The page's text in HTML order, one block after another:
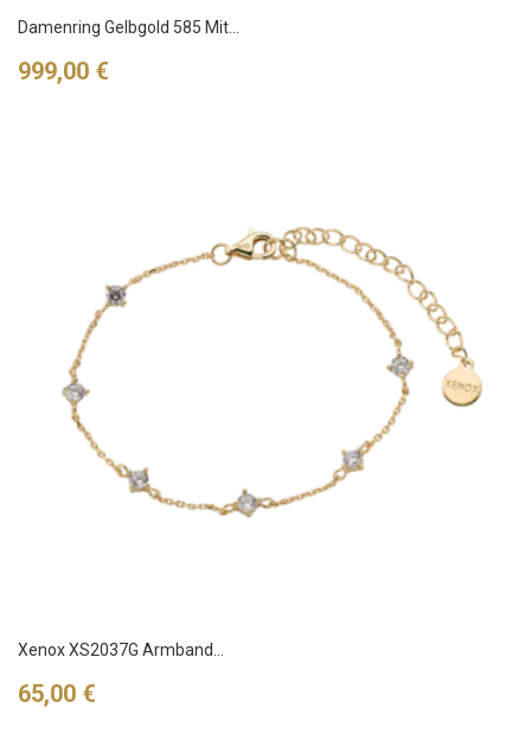
Damenring Gelbgold 585 Mit...
Preis
999,00 €
Xenox XS2037G Armband...
Preis
65,00 €